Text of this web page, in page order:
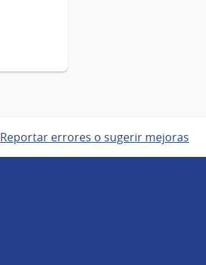
Reportar errores o sugerir mejoras